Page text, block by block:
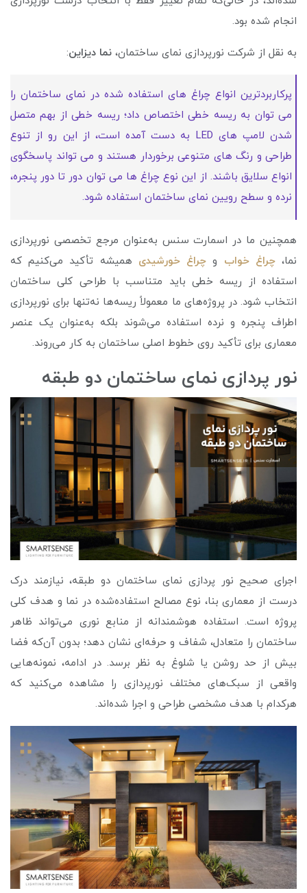
انجام شده بود.
به نقل از شرکت نورپردازی نمای ساختمان، نما دیزاین:
پرکاربردترین انواع چراغ های استفاده شده در نمای ساختمان را
می توان به ریسه خطی اختصاص داد؛ ریسه خطی از بهم متصل
شدن لامپ های LED به دست آمده است، از این رو از تنوع
طراحی و رنگ های متنوعی برخوردار هستند و می تواند پاسخگوی
انواع سلایق باشند. از این نوع چراغ ها می توان دور تا دور پنجره،
نرده و سطح رویین نمای ساختمان استفاده شود.
همچنین ما در اسمارت سنس به‌عنوان مرجع تخصصی نورپردازی
نما،چراغ خواب و چراغ خورشیدی همیشه تأکید می‌کنیم که
استفاده از ریسه خطی باید متناسب با طراحی کلی ساختمان
انتخاب شود. در پروژه‌های ما معمولاً ریسه‌ها نه‌تنها برای نورپردازی
اطراف پنجره و نرده استفاده می‌شوند بلکه به‌عنوان یک عنصر
معماری برای تأکید روی خطوط اصلی ساختمان به کار می‌روند.
نور پردازی نمای ساختمان دو طبقه
اجرای صحیح نور پردازی نمای ساختمان دو طبقه، نیازمند درک
درست از معماری بنا، نوع مصالح استفاده‌شده در نما و هدف کلی
پروژه است. استفاده هوشمندانه از منابع نوری می‌تواند ظاهر
ساختمان را متعادل، شفاف و حرفه‌ای نشان دهد؛ بدون آن‌که فضا
بیش از حد روشن یا شلوغ به نظر برسد. در ادامه، نمونه‌هایی
واقعی از سبک‌های مختلف نورپردازی را مشاهده می‌کنید که
هرکدام با هدف مشخصی طراحی و اجرا شده‌اند.